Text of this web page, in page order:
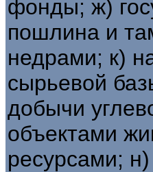
фонды; ж)
пошлина и
недрами; к)
сырьевой
добычи
объектами
ресурсами;